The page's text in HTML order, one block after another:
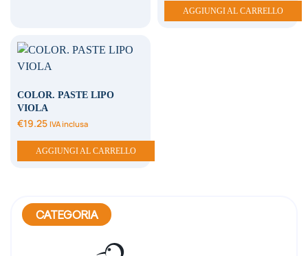
AGGIUNGI AL CARRELLO
COLOR. PASTE LIPO
VIOLA
€19.25 IVA inclusa
AGGIUNGI AL CARRELLO
CATEGORIA